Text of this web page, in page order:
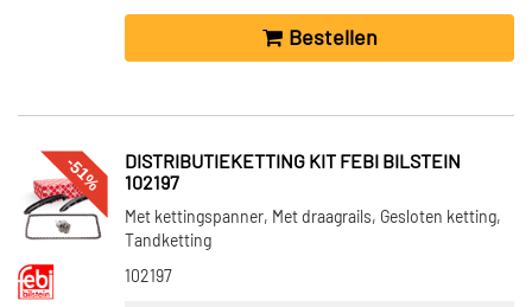
Bestellen
-51%
DISTRIBUTIEKETTING KIT FEBI BILSTEIN
102197
Met kettingspanner, Met draagrails, Gesloten ketting,
Tandketting
102197